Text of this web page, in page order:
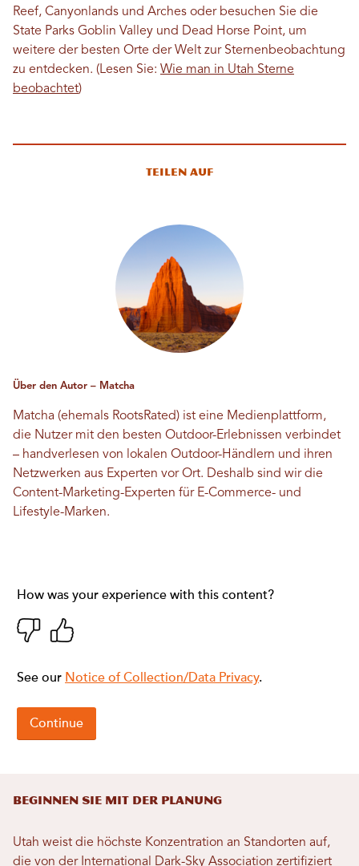
Reef, Canyonlands und Arches oder besuchen Sie die
State Parks Goblin Valley und Dead Horse Point, um
weitere der besten Orte der Welt zur Sternenbeobachtung
zu entdecken. (Lesen Sie: Wie man in Utah Sterne
beobachtet)
Teilen auf
Über den Autor – Matcha
Matcha (ehemals RootsRated) ist eine Medienplattform,
die Nutzer mit den besten Outdoor-Erlebnissen verbindet
– handverlesen von lokalen Outdoor-Händlern und ihren
Netzwerken aus Experten vor Ort. Deshalb sind wir die
Content-Marketing-Experten für E-Commerce- und
Lifestyle-Marken.
Beginnen Sie mit der Planung
Utah weist die höchste Konzentration an Standorten auf,
die von der International Dark-Sky Association zertifiziert